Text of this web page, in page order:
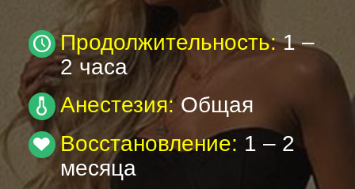
Продолжительность:1 –
2 часа
Анестезия:Общая
Восстановление: 1 – 2
месяца
Отправить